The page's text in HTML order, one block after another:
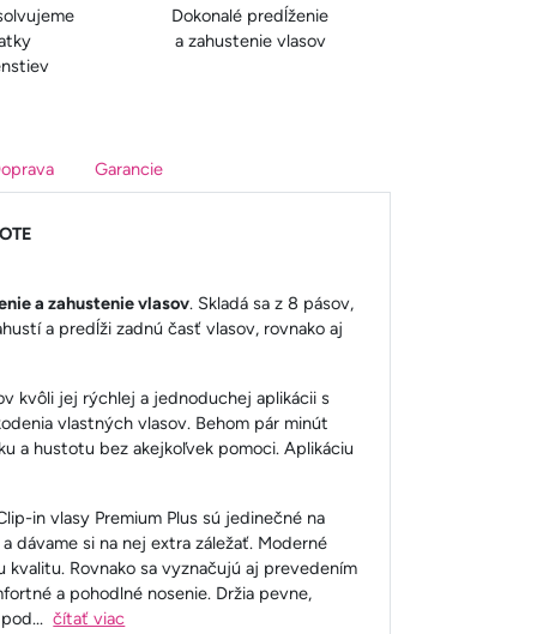
Dokonalé predĺženie
a zahustenie vlasov
Garancie
a zahustenie vlasov. Skladá sa z 8 pásov,
a predĺži zadnú časť vlasov, rovnako aj
kvôli jej rýchlej a jednoduchej aplikácii s
vlastných vlasov. Behom pár minút
a hustotu bez akejkoľvek pomoci. Aplikáciu
in vlasy Premium Plus sú jedinečné na
dávame si na nej extra záležať. Moderné
Rovnako sa vyznačujú aj prevedením
a pohodlné nosenie. Držia pevne,
...čítať viac